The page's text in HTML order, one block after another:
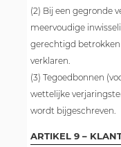
(2) Bij een gegronde
meervoudige
gerechtigd
verklaren.
(3) Tegoedbonnen
wettelijke
wordt bijgeschreven.
ARTIKEL 9 –